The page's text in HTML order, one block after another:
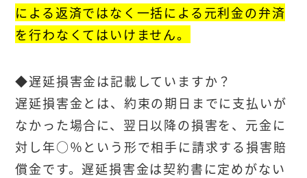
による返済ではなく一括による元利金の弁済
を行わなくてはいけません。
◆遅延損害金は記載していますか？
遅延損害金とは、約束の期日までに支払いが
なかった場合に、翌日以降の損害を、元金に
対し年○％という形で相手に請求する損害賠
償金です。遅延損害金は契約書に定めがない